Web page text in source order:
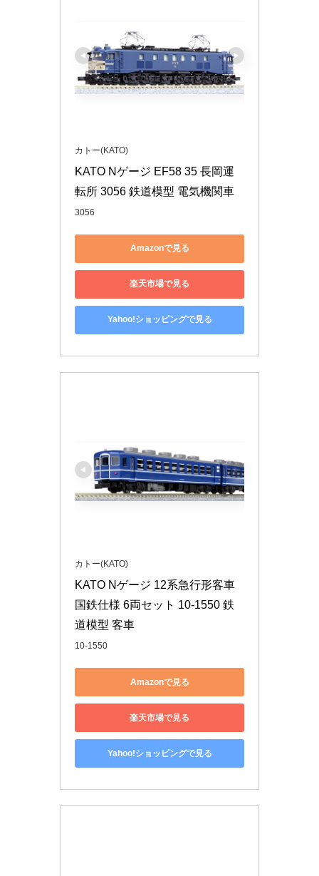
カトー(KATO)
KATO Nゲージ EF58 35 長岡運
転所 3056 鉄道模型 電気機関車
3056
Amazonで見る
楽天市場で見る
Yahoo!ショッピングで見る
カトー(KATO)
KATO Nゲージ 12系急行形客車
国鉄仕様 6両セット 10-1550 鉄
道模型 客車
10-1550
Amazonで見る
楽天市場で見る
Yahoo!ショッピングで見る